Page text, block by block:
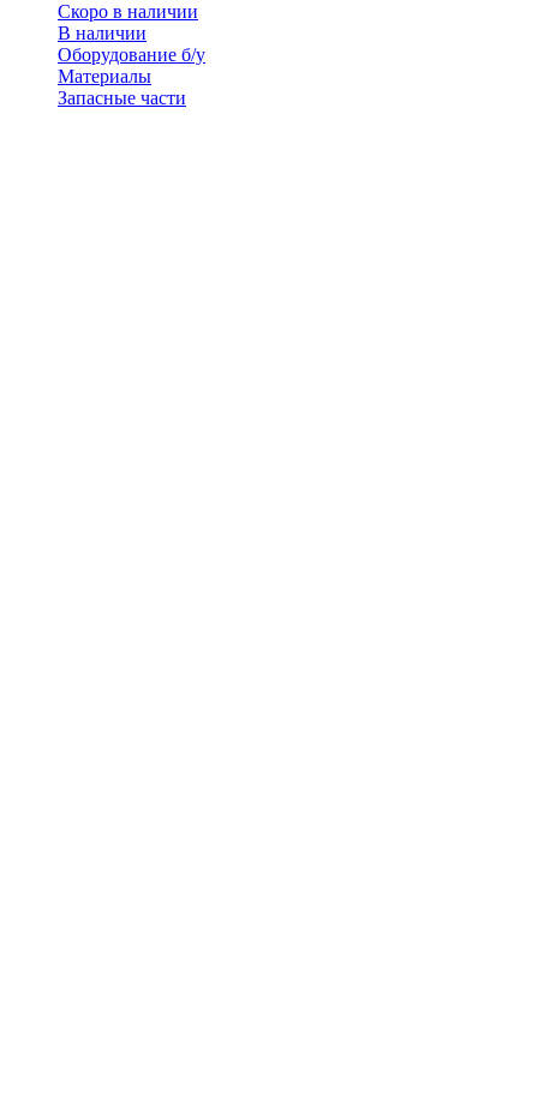
Скоро в наличии
В наличии
Оборудование б/у
Материалы
Запасные части